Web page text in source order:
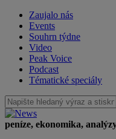
Zaujalo nás
Events
Souhrn týdne
Video
Peak Voice
Podcast
Tématické speciály
peníze, ekonomika,